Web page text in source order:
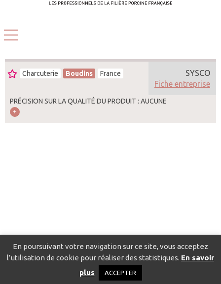
Charcuterie Boudins France
PRÉCISION SUR LA QUALITÉ DU PRODUIT : AUCUNE
SYSCO
Fiche entreprise
Catalogue pour localiser les fournisseurs
Politique de confidentialité
En poursuivant votre navigation sur ce site, vous acceptez
l’utilisation de cookie pour réaliser des statistiques. En savoir
plus
ACCEPTER